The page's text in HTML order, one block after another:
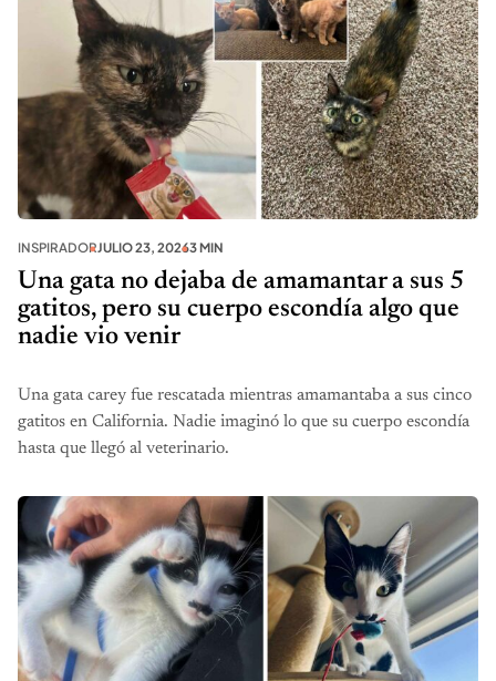
INSPIRADORJULIO 23, 20263 MIN
Una gata no dejaba de amamantar a sus 5
gatitos, pero su cuerpo escondía algo que
nadie vio venir
Una gata carey fue rescatada mientras amamantaba a sus cinco
gatitos en California. Nadie imaginó lo que su cuerpo escondía
hasta que llegó al veterinario.